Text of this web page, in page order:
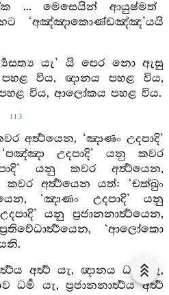
... මෙසෙයින් ආයුෂ්මත්
‘අඤ්ඤාකොණ්ඩඤ්ඤ’යයි
යැ’ යි පෙර නො ඇසු
පහළ විය, ඥානය පහළ විය,
පහළ විය, ආලෝකය පහළ විය.
113
අර්‍ත්‍ථයෙන, ‘ඤාණං උදපාදි’
උදපාදි’ යනු කවර
යනු කවර අර්‍ත්‍ථයෙන,
අර්‍ත්‍ථයෙන යත්: ‘චක්ඛුං
‘ඤාණං උදපාදි’ යනු
යනු ප්‍රජානනාර්‍ත්‍ථයෙන,
‘ආලෝකො
අර්‍ත්‍ථ යැ, ඥානය ධර්‍ම යැ,
ධර්‍ම යැ, ප්‍රජානනාර්‍ත්‍ථය අර්‍ත්‍ථ